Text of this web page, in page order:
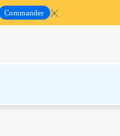
Commander